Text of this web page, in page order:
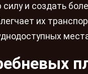
и создать
их